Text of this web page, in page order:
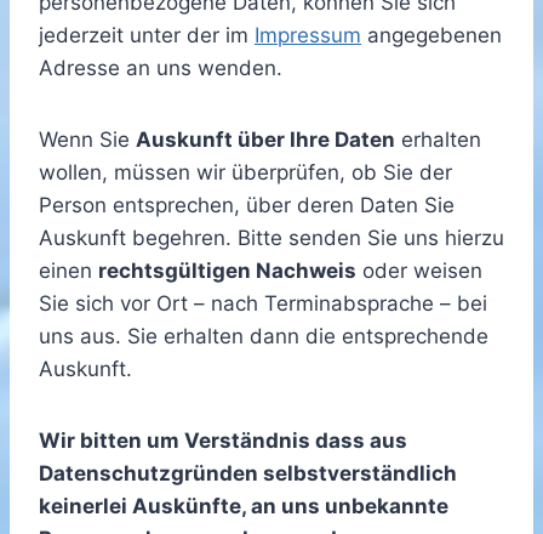
jederzeit unter der im Impressum angegebenen
Adresse an uns wenden.
Wenn Sie Auskunft über Ihre Daten erhalten
wollen, müssen wir überprüfen, ob Sie der
Person entsprechen, über deren Daten Sie
Auskunft begehren. Bitte senden Sie uns hierzu
einen rechtsgültigen Nachweis oder weisen
Sie sich vor Ort – nach Terminabsprache – bei
uns aus. Sie erhalten dann die entsprechende
Auskunft.
Wir bitten um Verständnis dass aus
Datenschutzgründen selbstverständlich
keinerlei Auskünfte, an uns unbekannte